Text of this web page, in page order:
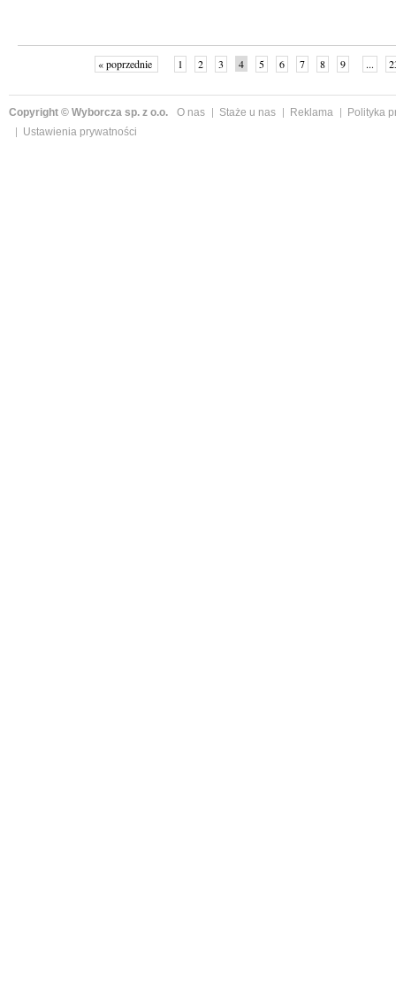
« poprzednie 1 2 3 4 5 6 7 8 9 ...
Copyright © Wyborcza sp. z o.o. O nas Staże u nas Reklama
Polityka
Ustawienia prywatności